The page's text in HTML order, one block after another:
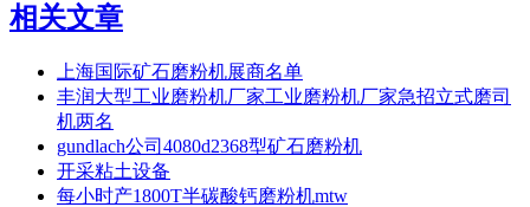
相关文章
上海国际矿石磨粉机展商名单
丰润大型工业磨粉机厂家工业磨粉机厂家急招立式磨司
机两名
gundlach公司4080d2368型矿石磨粉机
开采粘土设备
每小时产1800T半碳酸钙磨粉机mtw